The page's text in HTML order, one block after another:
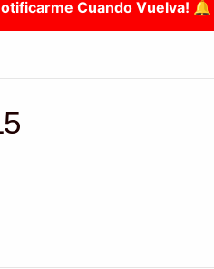
Cuando Vuelva! 🔔